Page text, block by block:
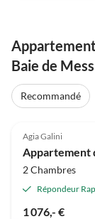
Baie de
Recommandé
Agia Galini
2 Chambres
Répondeur
1 076,- €